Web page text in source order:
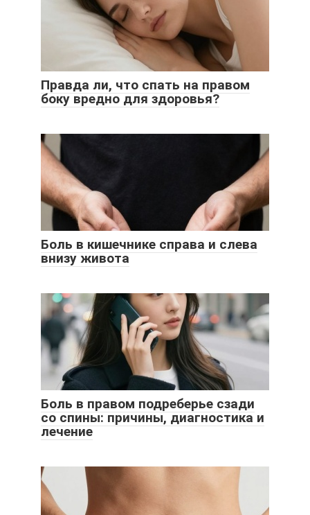
Правда ли, что спать на правом
боку вредно для здоровья?
Боль в кишечнике справа и слева
внизу живота
Боль в правом подреберье сзади
со спины: причины, диагностика и
лечение